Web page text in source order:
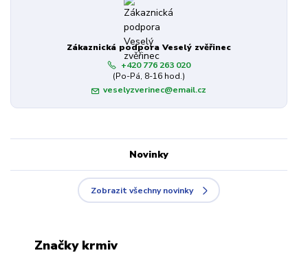
Zákaznická podpora Veselý zvěřinec
+420 776 263 020
(Po-Pá, 8-16 hod.)
veselyzverinec@email.cz
Novinky
Zobrazit všechny novinky
Značky krmiv